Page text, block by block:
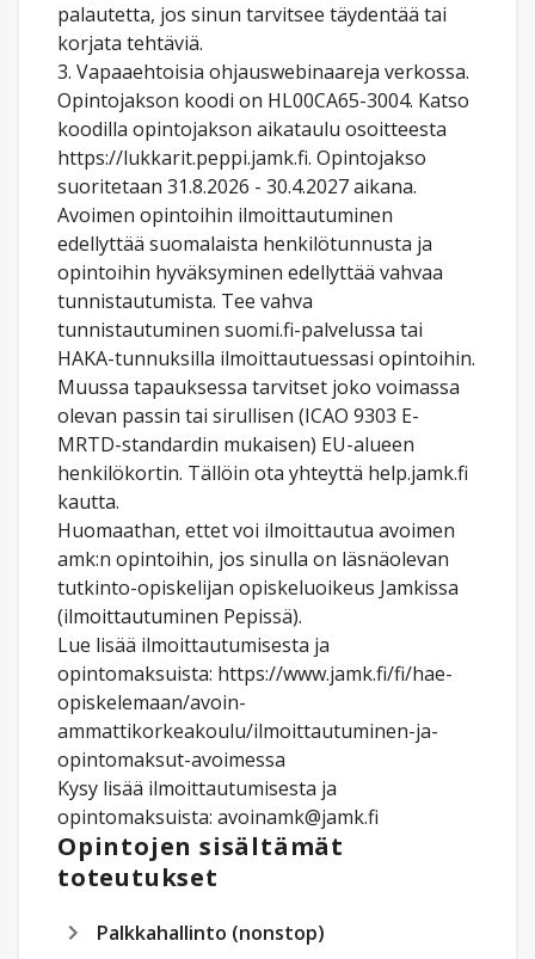
palautetta, jos sinun tarvitsee täydentää tai
korjata tehtäviä.
3. Vapaaehtoisia ohjauswebinaareja verkossa.
Opintojakson koodi on HL00CA65-3004. Katso
koodilla opintojakson aikataulu osoitteesta
https://lukkarit.peppi.jamk.fi. Opintojakso
suoritetaan 31.8.2026 - 30.4.2027 aikana.
Avoimen opintoihin ilmoittautuminen
edellyttää suomalaista henkilötunnusta ja
opintoihin hyväksyminen edellyttää vahvaa
tunnistautumista. Tee vahva
tunnistautuminen suomi.fi-palvelussa tai
HAKA-tunnuksilla ilmoittautuessasi opintoihin.
Muussa tapauksessa tarvitset joko voimassa
olevan passin tai sirullisen (ICAO 9303 E-
MRTD-standardin mukaisen) EU-alueen
henkilökortin. Tällöin ota yhteyttä help.jamk.fi
kautta.
Huomaathan, ettet voi ilmoittautua avoimen
amk:n opintoihin, jos sinulla on läsnäolevan
tutkinto-opiskelijan opiskeluoikeus Jamkissa
(ilmoittautuminen Pepissä).
Lue lisää ilmoittautumisesta ja
opintomaksuista: https://www.jamk.fi/fi/hae-
opiskelemaan/avoin-
ammattikorkeakoulu/ilmoittautuminen-ja-
opintomaksut-avoimessa
Kysy lisää ilmoittautumisesta ja
opintomaksuista: avoinamk@jamk.fi
Opintojen sisältämät
toteutukset
Palkkahallinto (nonstop)